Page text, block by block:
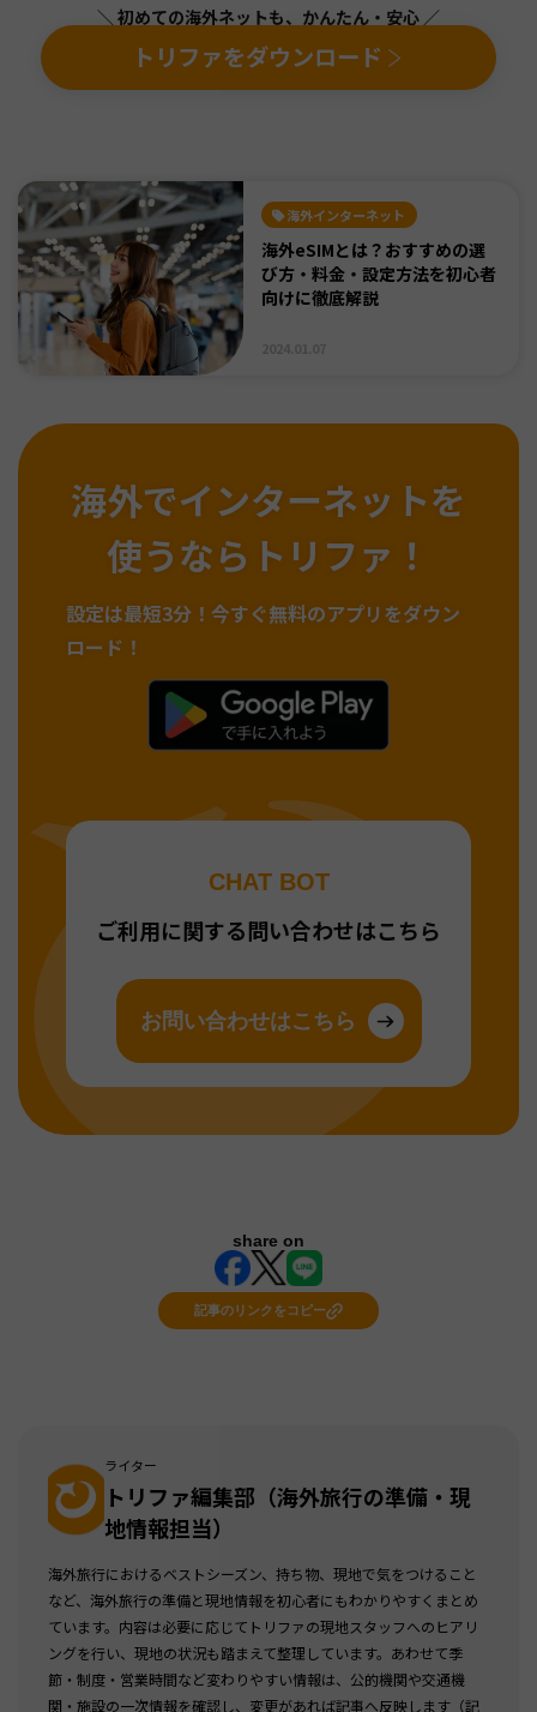
＼ 初めての海外ネットも、かんたん・安心 ／
トリファをダウンロード
海外インターネット
海外eSIMとは？おすすめの選
び方・料金・設定方法を初心者
向けに徹底解説
海外でインターネットを
使うならトリファ！
設定は最短3分！ 今すぐ無料のアプリをダウン
ロード！
CHAT BOT
ご利用に関する問い合わせはこちら
お問い合わせはこちら
share on
記事のリンクをコピー
ライター
トリファ編集部（海外旅行の準備・現
地情報担当）
海外旅行におけるベストシーズン、持ち物、現地で気をつけること
など、海外旅行の準備と現地情報を初心者にもわかりやすくまとめ
ています。内容は必要に応じてトリファの現地スタッフへのヒアリ
ングを行い、現地の状況も踏まえて整理しています。あわせて季
節・制度・営業時間など変わりやすい情報は、公的機関や交通機
関・施設の一次情報を確認し、変更があれば記事へ反映します（記